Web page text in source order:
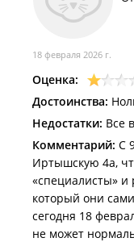
18 февраля 2026 г.
Оценка:
Достоинства:
Недостатки: Все
Комментарий: С
Иртышскую 4а,
«специалисты» и
который они
сегодня 18
не может